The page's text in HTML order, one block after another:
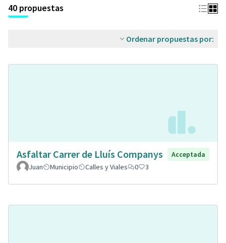
40 propuestas
Ordenar propuestas por:
Asfaltar Carrer de Lluís Companys
Acceptada
Juan
Municipio Calles y Viales 0 3